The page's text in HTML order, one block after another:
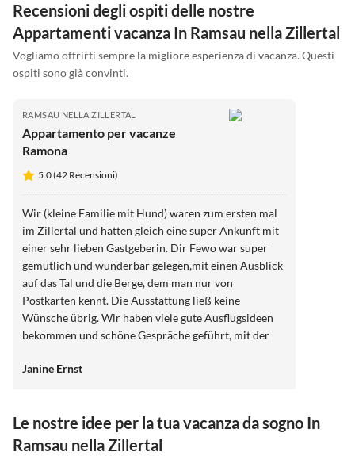
Recensioni degli ospiti delle nostre
Appartamenti vacanza In Ramsau nella Zillertal
Vogliamo offrirti sempre la migliore esperienza di vacanza. Questi
ospiti sono già convinti.
RAMSAU NELLA ZILLERTAL
Appartamento per vacanze
Ramona
5.0 (42 Recensioni)
Wir (kleine Familie mit Hund) waren zum ersten mal
im Zillertal und hatten gleich eine super Ankunft mit
einer sehr lieben Gastgeberin. Dir Fewo war super
gemütlich und wunderbar gelegen,mit einen Ausblick
auf das Tal und die Berge, dem man nur von
Postkarten kennt. Die Ausstattung ließ keine
Wünsche übrig. Wir haben viele gute Ausflugsideen
bekommen und schöne Gespräche geführt, mit der
unser Hund wurde lieb empfangen und für Kinder
herzlich. LG
Janine Ernst
Le nostre idee per la tua vacanza da sogno In
Ramsau nella Zillertal